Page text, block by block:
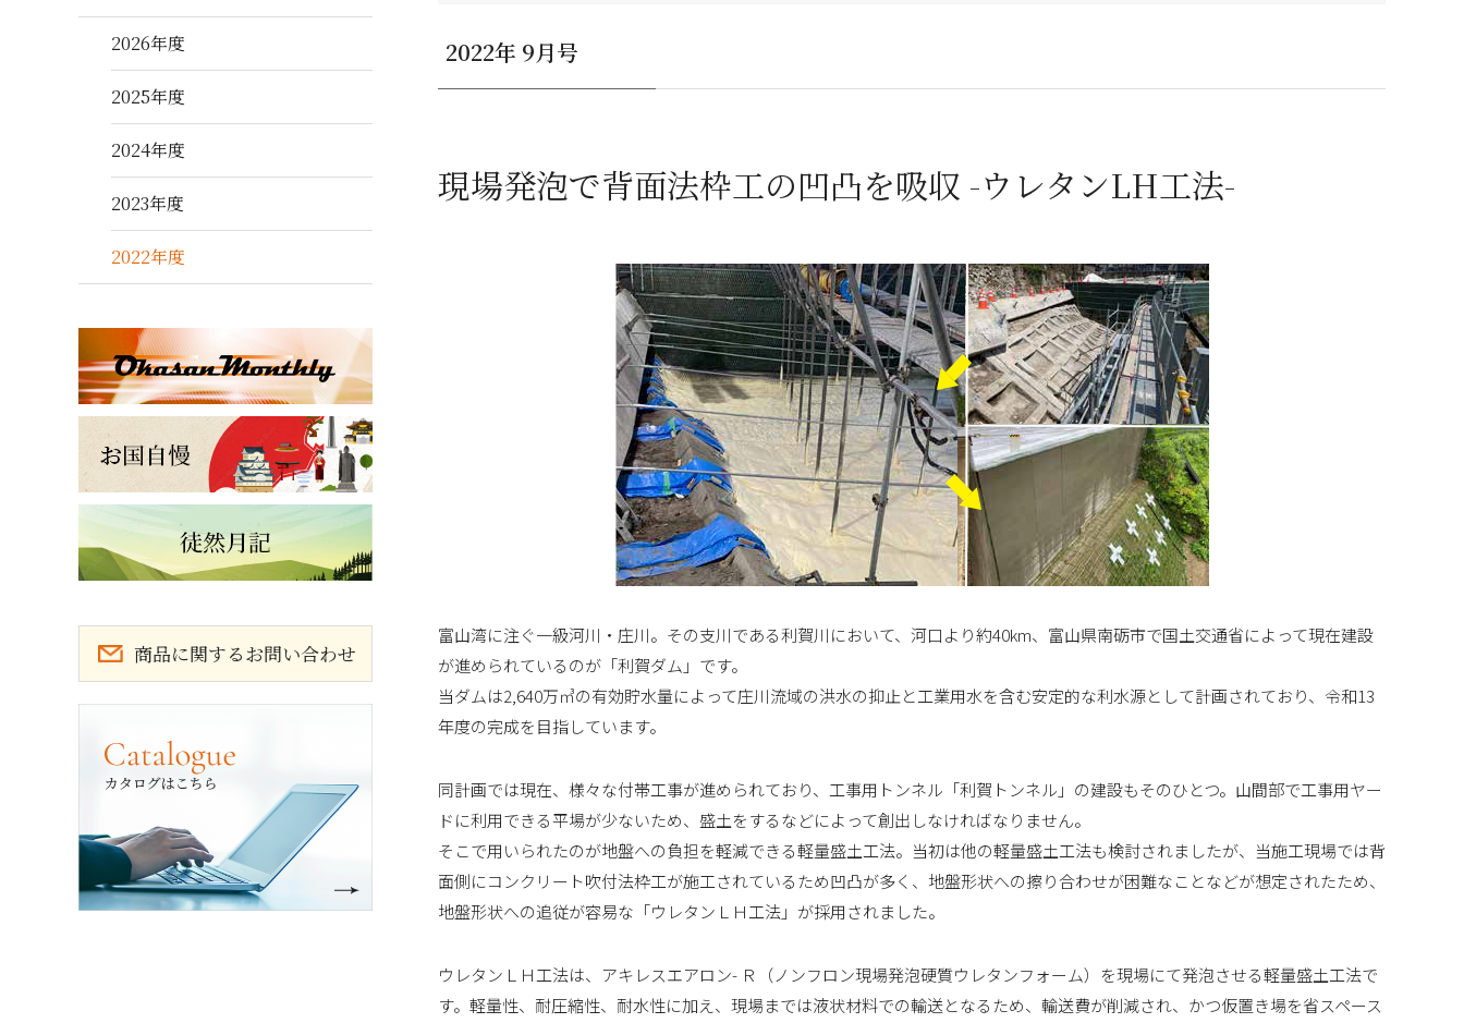
2026年度
2025年度
2024年度
2023年度
2022年度
商品に関するお問い合わせ
2022年 9月号
現場発泡で背面法枠工の凹凸を吸収 -ウレタンLH工法-
富山湾に注ぐ一級河川・庄川。その支川である利賀川において、河口より約40km、富山県南砺市で国土交通省によって現在建設
が進められているのが「利賀ダム」です。
当ダムは2,640万㎥の有効貯水量によって庄川流域の洪水の抑止と工業用水を含む安定的な利水源として計画されており、令和13
年度の完成を目指しています。
同計画では現在、様々な付帯工事が進められており、工事用トンネル「利賀トンネル」の建設もそのひとつ。山間部で工事用ヤー
ドに利用できる平場が少ないため、盛土をするなどによって創出しなければなりません。
そこで用いられたのが地盤への負担を軽減できる軽量盛土工法。当初は他の軽量盛土工法も検討されましたが、当施工現場では背
面側にコンクリート吹付法枠工が施工されているため凹凸が多く、地盤形状への擦り合わせが困難なことなどが想定されたため、
地盤形状への追従が容易な「ウレタンＬＨ工法」が採用されました。
ウレタンＬＨ工法は、アキレスエアロン- Ｒ（ノンフロン現場発泡硬質ウレタンフォーム）を現場にて発泡させる軽量盛土工法で
す。軽量性、耐圧縮性、耐水性に加え、現場までは液状材料での輸送となるため、輸送費が削減され、かつ仮置き場を省スペース